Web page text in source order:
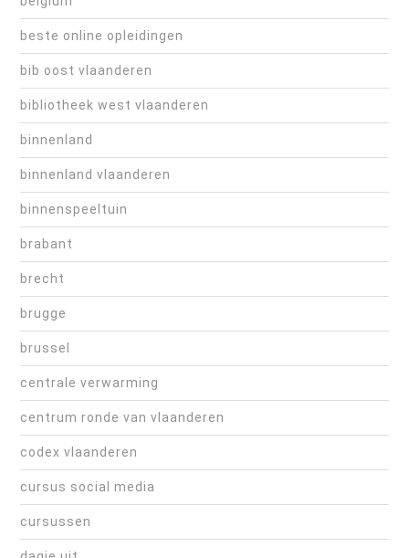
beste online opleidingen
bib oost vlaanderen
bibliotheek west vlaanderen
binnenland
binnenland vlaanderen
binnenspeeltuin
brabant
brecht
brugge
brussel
centrale verwarming
centrum ronde van vlaanderen
codex vlaanderen
cursus social media
cursussen